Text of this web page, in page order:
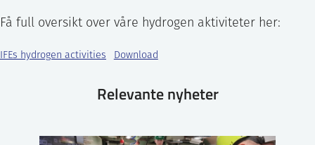
Få full oversikt over våre hydrogen aktiviteter her:
IFEs hydrogen activities Download
Relevante nyheter